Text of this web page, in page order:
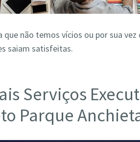
que não temos vícios ou por sua
saiam satisfeitas.
Serviços
Parque